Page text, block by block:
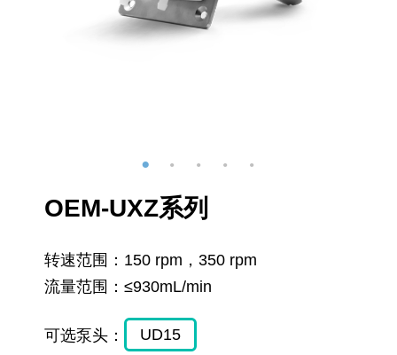
OEM-UXZ系列
转速范围： 150 rpm，350 rpm
流量范围： ≤930mL/min
可选泵头： UD15